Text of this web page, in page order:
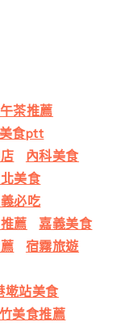
茶推薦
食ptt
內科美食
美食
必吃
薦
嘉義美食
宿霧旅遊
墘站美食
美食推薦